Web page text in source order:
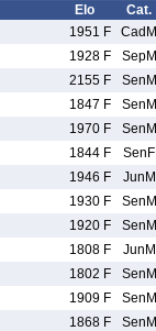
Elo Cat.
1951 F CadM
1928 F SepM
2155 F SenM
1847 F SenM
1970 F SenM
1844 F SenF
1946 F JunM
1930 F SenM
1920 F SenM
1808 F JunM
1802 F SenM
1909 F SenM
1868 F SenM